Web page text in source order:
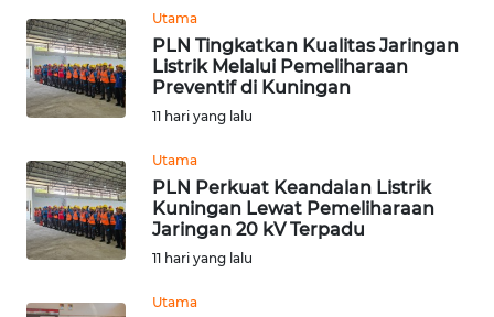
Utama
PLN Tingkatkan Kualitas Jaringan
Listrik Melalui Pemeliharaan
Preventif di Kuningan
11 hari yang lalu
Utama
PLN Perkuat Keandalan Listrik
Kuningan Lewat Pemeliharaan
Jaringan 20 kV Terpadu
11 hari yang lalu
Utama
WN
LABUHANBATU
TAPANULI
TENGAH
WN DELI